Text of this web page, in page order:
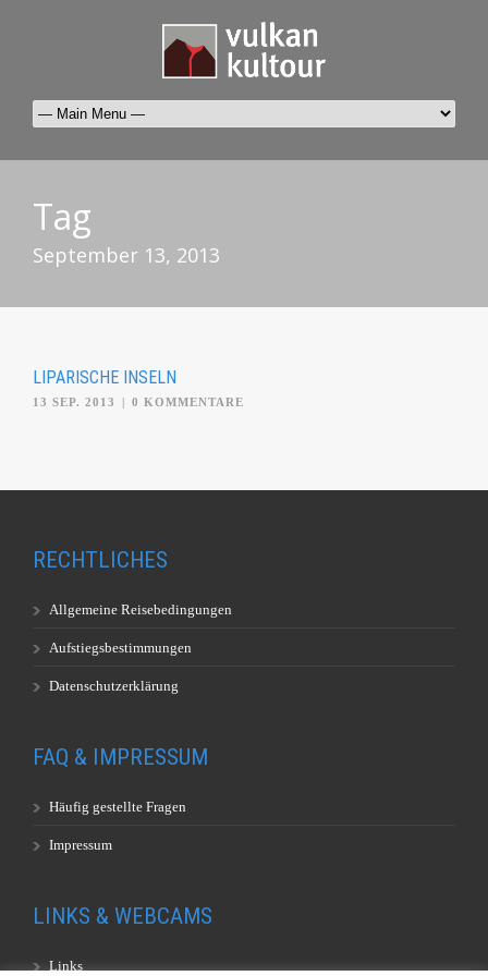
Tag
September 13, 2013
LIPARISCHE INSELN
13 SEP. 2013 0 KOMMENTARE
RECHTLICHES
Allgemeine Reisebedingungen
Aufstiegsbestimmungen
Datenschutzerklärung
FAQ & IMPRESSUM
Häufig gestellte Fragen
Impressum
LINKS & WEBCAMS
Links